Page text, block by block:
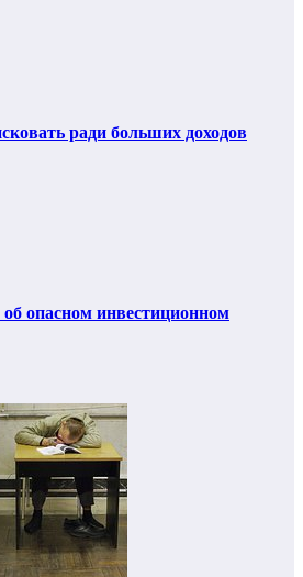
ради больших доходов
опасном инвестиционном